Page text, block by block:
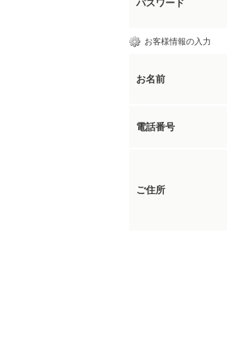
パスワード
お客様情報の入力
お名前
電話番号
ご住所